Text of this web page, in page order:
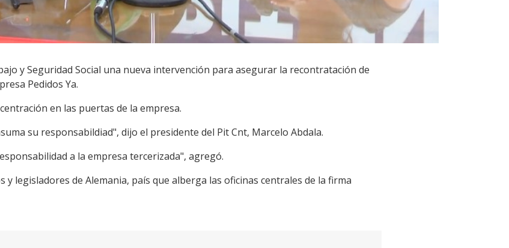
y Seguridad Social una nueva intervención para asegurar la recontratación de
Pedidos Ya.
en las puertas de la empresa.
su responsabildiad", dijo el presidente del Pit Cnt, Marcelo Abdala.
a la empresa tercerizada", agregó.
y legisladores de Alemania, país que alberga las oficinas centrales de la firma